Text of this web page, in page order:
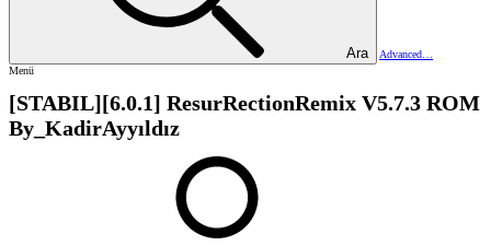
Ara
Advanced…
Menü
[STABIL][6.0.1] ResurRectionRemix V5.7.3 ROM
By_KadirAyyıldız